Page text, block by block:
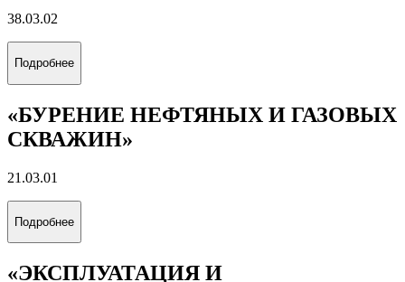
38.03.02
Подробнее
«БУРЕНИЕ НЕФТЯНЫХ И ГАЗОВЫХ
СКВАЖИН»
21.03.01
Подробнее
«ЭКСПЛУАТАЦИЯ И